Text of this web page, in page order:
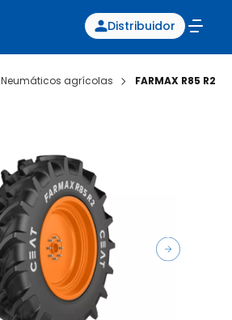
Distribuidor
Neumáticos agrícolas FARMAX R85 R2